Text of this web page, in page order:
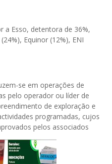
a Esso, detentora de 36%,
Equinor (12%), ENI
se em operações de
pelo operador ou líder de
de exploração e
programadas, cujos
pelos associados